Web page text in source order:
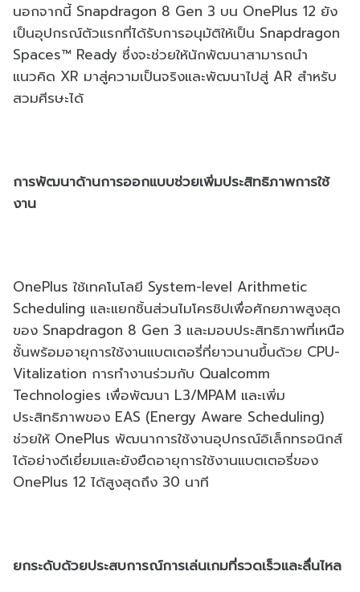
นอกจากนี้ Snapdragon 8 Gen 3 บน OnePlus 12 ยัง
เป็นอุปกรณ์ตัวแรกที่ได้รับการอนุมัติให้เป็น Snapdragon
Spaces™ Ready ซึ่งจะช่วยให้นักพัฒนาสามารถนำ
แนวคิด XR มาสู่ความเป็นจริงและพัฒนาไปสู่ AR สำหรับ
สวมศีรษะได้
การพัฒนาด้านการออกแบบช่วยเพิ่มประสิทธิภาพการใช้
งาน
OnePlus ใช้เทคโนโลยี System-level Arithmetic
Scheduling และแยกชิ้นส่วนไมโครชิปเพื่อศักยภาพสูงสุด
ของ Snapdragon 8 Gen 3 และมอบประสิทธิภาพที่เหนือ
ชั้นพร้อมอายุการใช้งานแบตเตอรี่ที่ยาวนานขึ้นด้วย CPU-
Vitalization การทำงานร่วมกับ Qualcomm
Technologies เพื่อพัฒนา L3/MPAM และเพิ่ม
ประสิทธิภาพของ EAS (Energy Aware Scheduling)
ช่วยให้ OnePlus พัฒนาการใช้งานอุปกรณ์อิเล็กทรอนิกส์
ได้อย่างดีเยี่ยมและยังยืดอายุการใช้งานแบตเตอรี่ของ
OnePlus 12 ได้สูงสุดถึง 30 นาที
ยกระดับด้วยประสบการณ์การเล่นเกมที่รวดเร็วและลื่นไหล